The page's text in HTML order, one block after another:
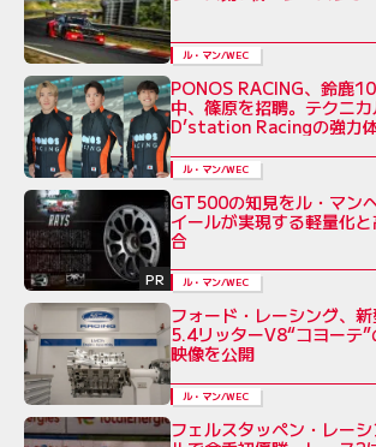
ル・マン/WEC
PONOS RACING、鈴鹿
中、篠原を招聘。テクニ
D’station Racingの強力
ル・マン/WEC
PR
GT500の知見をル・マン
イールが実現する軽量化
合
ル・マン/WEC
フォード・レーシング、
5.4リッターV8“コヨーテ
映像を公開
ル・マン/WEC
フェルスタッペン・レー